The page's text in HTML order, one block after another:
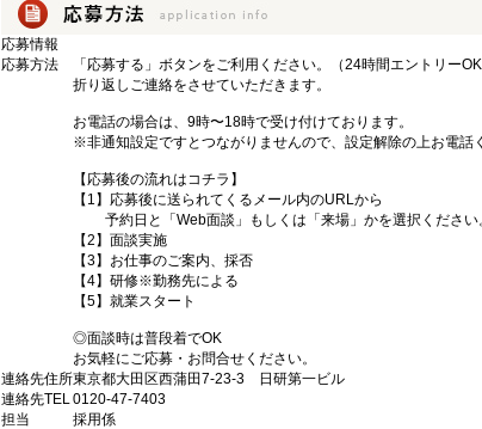
応募情報
応募方法
「応募する」ボタンをご利用ください。（24時間エントリーOK
折り返しご連絡をさせていただきます。
お電話の場合は、9時〜18時で受け付けております。
※非通知設定ですとつながりませんので、設定解除の上お電話
【応募後の流れはコチラ】
【1】応募後に送られてくるメール内のURLから
予約日と「Web面談」もしくは「来場」かを選択ください
【2】面談実施
【3】お仕事のご案内、採否
【4】研修※勤務先による
【5】就業スタート
◎面談時は普段着でOK
お気軽にご応募・お問合せください。
連絡先住所東京都大田区西蒲田7-23-3 日研第一ビル
連絡先TEL0120-47-7403
担当
採用係